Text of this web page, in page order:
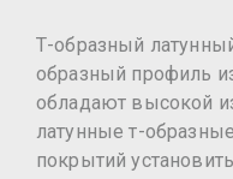
Т-образный
образный профиль
обладают высокой
латунные т-
покрытий